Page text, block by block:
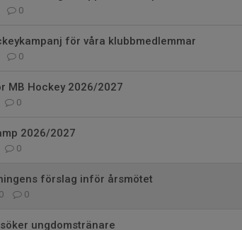
0
för våra klubbmedlemmar
0
MB Hockey 2026/2027
0
2026/2027
0
förslag inför årsmötet
0
ungdomstränare